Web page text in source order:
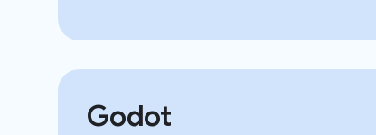
Godot